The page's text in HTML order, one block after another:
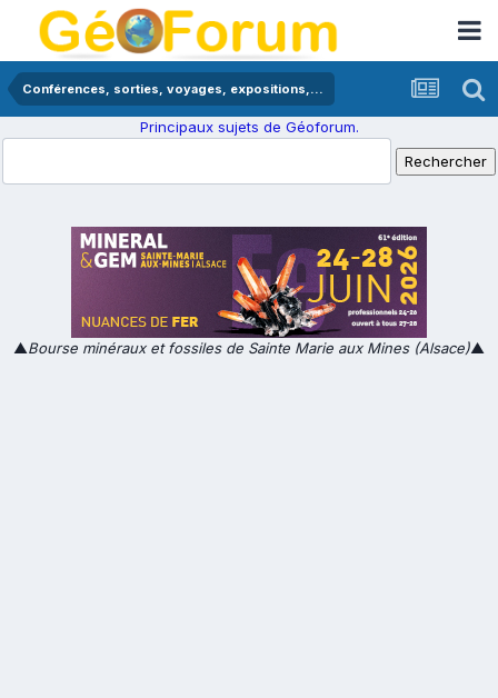
Conférences, sorties, voyages, expositions,...
Principaux sujets de Géoforum.
▲Bourse minéraux et fossiles de Sainte Marie aux Mines (Alsace)▲